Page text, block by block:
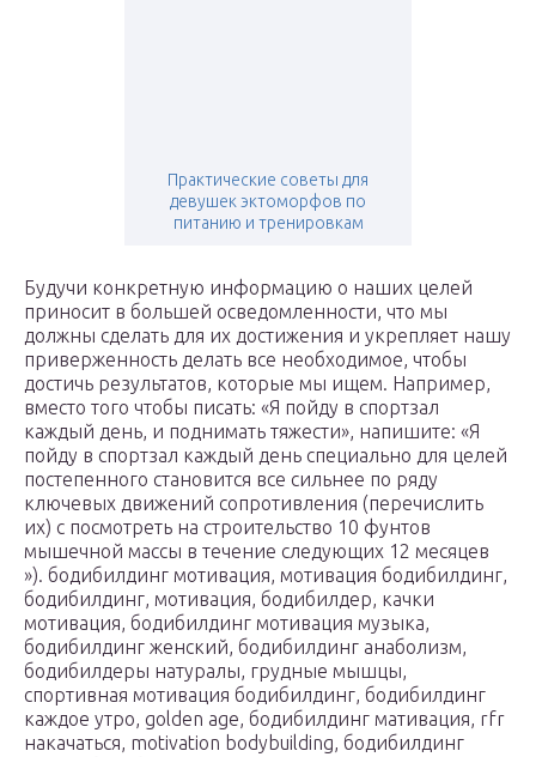
Практические советы для
девушек эктоморфов по
питанию и тренировкам
Будучи конкретную информацию о наших целей
приносит в большей осведомленности, что мы
должны сделать для их достижения и укрепляет нашу
приверженность делать все необходимое, чтобы
достичь результатов, которые мы ищем. Например,
вместо того чтобы писать: «Я пойду в спортзал
каждый день, и поднимать тяжести», напишите: «Я
пойду в спортзал каждый день специально для целей
постепенного становится все сильнее по ряду
ключевых движений сопротивления (перечислить
их) с посмотреть на строительство 10 фунтов
мышечной массы в течение следующих 12 месяцев
»). бодибилдинг мотивация, мотивация бодибилдинг,
бодибилдинг, мотивация, бодибилдер, качки
мотивация, бодибилдинг мотивация музыка,
бодибилдинг женский, бодибилдинг анаболизм,
бодибилдеры натуралы, грудные мышцы,
спортивная мотивация бодибилдинг, бодибилдинг
каждое утро, golden age, бодибилдинг мативация, rfr
накачаться, motivation bodybuilding, бодибилдинг